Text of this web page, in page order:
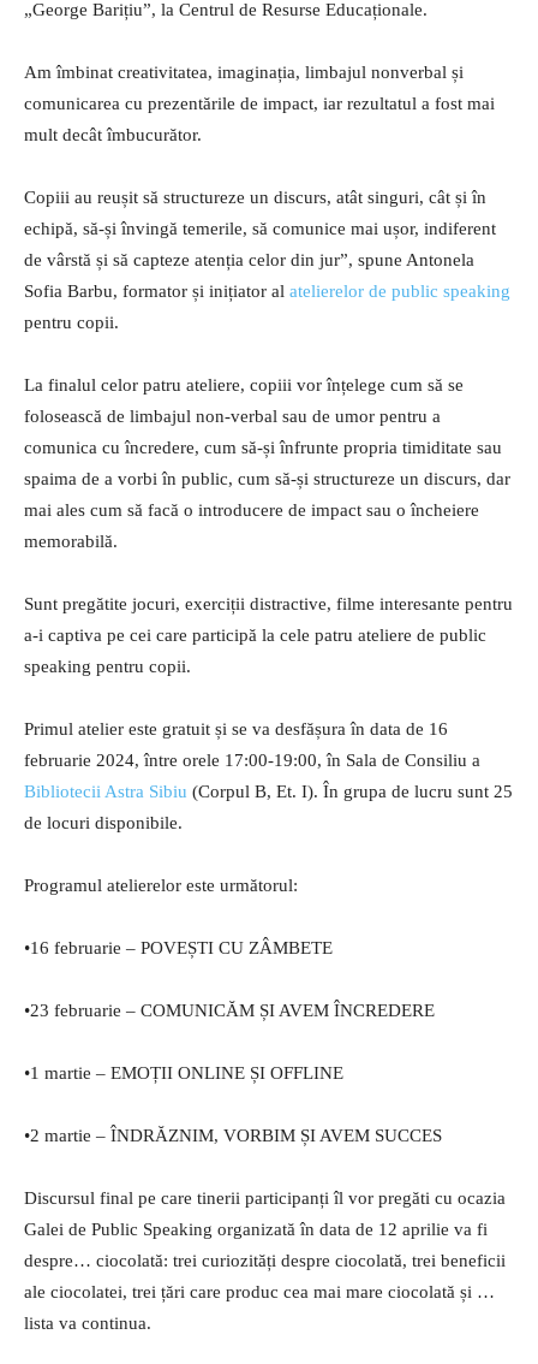
„George Barițiu”, la Centrul de Resurse Educaționale.
Am îmbinat creativitatea, imaginația, limbajul nonverbal și
comunicarea cu prezentările de impact, iar rezultatul a fost mai
mult decât îmbucurător.
Copiii au reușit să structureze un discurs, atât singuri, cât și în
echipă, să-și învingă temerile, să comunice mai ușor, indiferent
de vârstă și să capteze atenția celor din jur”, spune Antonela
Sofia Barbu, formator și inițiator al atelierelor de public speaking
pentru copii.
La finalul celor patru ateliere, copiii vor înțelege cum să se
folosească de limbajul non-verbal sau de umor pentru a
comunica cu încredere, cum să-și înfrunte propria timiditate sau
spaima de a vorbi în public, cum să-și structureze un discurs, dar
mai ales cum să facă o introducere de impact sau o încheiere
memorabilă.
Sunt pregătite jocuri, exerciții distractive, filme interesante pentru
a-i captiva pe cei care participă la cele patru ateliere de public
speaking pentru copii.
Primul atelier este gratuit și se va desfășura în data de 16
februarie 2024, între orele 17:00-19:00, în Sala de Consiliu a
Bibliotecii Astra Sibiu (Corpul B, Et. I). În grupa de lucru sunt 25
de locuri disponibile.
Programul atelierelor este următorul:
•16 februarie – POVEȘTI CU ZÂMBETE
•23 februarie – COMUNICĂM ȘI AVEM ÎNCREDERE
•1 martie – EMOȚII ONLINE ȘI OFFLINE
•2 martie – ÎNDRĂZNIM, VORBIM ȘI AVEM SUCCES
Discursul final pe care tinerii participanți îl vor pregăti cu ocazia
Galei de Public Speaking organizată în data de 12 aprilie va fi
despre… ciocolată: trei curiozități despre ciocolată, trei beneficii
ale ciocolatei, trei țări care produc cea mai mare ciocolată și …
lista va continua.